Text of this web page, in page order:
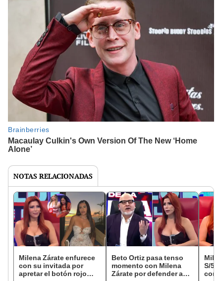
NOTAS RELACIONADAS
Milena Zárate enfurece
con su invitada por
apretar el botón rojo
Beto Ortiz pasa tenso
momento con Milena
Zárate por defender a
S/